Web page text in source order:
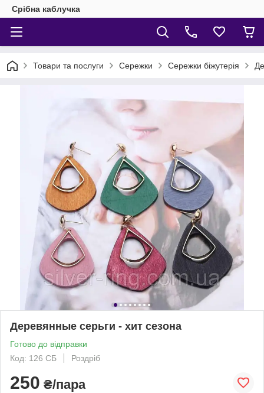
Срібна каблучка
Товари та послуги Сережки Сережки біжутерія
Деревянные серьги - хит сезона
Готово до відправки
Код: 126 СБ
Роздріб
250 ₴/пара